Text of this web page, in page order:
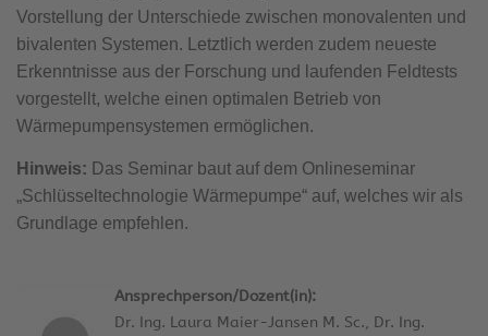
Vorstellung der Unterschiede zwischen monovalenten und
bivalenten Systemen. Letztlich werden zudem neueste
Erkenntnisse aus der Forschung und laufenden Feldtests
vorgestellt, welche einen optimalen Betrieb von
Wärmepumpensystemen ermöglichen.
Hinweis: Das Seminar baut auf dem Onlineseminar
„Schlüsseltechnologie Wärmepumpe“ auf, welches wir als
Grundlage empfehlen.
Ansprechperson/Dozent(in):
Dr. Ing. Laura Maier-Jansen M. Sc., Dr. Ing.